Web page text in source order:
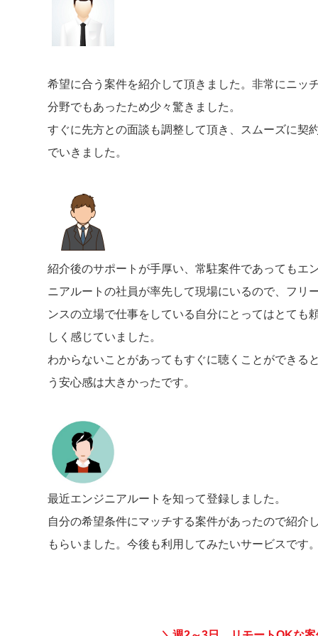
希望に合う案件を紹介して頂きました。非常にニッ
分野でもあったため少々驚きました。
すぐに先方との面談も調整して頂き、スムーズに契
でいきました。
紹介後のサポートが手厚い、常駐案件であってもエ
ニアルートの社員が率先して現場にいるので、フリ
ンスの立場で仕事をしている自分にとってはとても
しく感じていました。
わからないことがあってもすぐに聴くことができる
う安心感は大きかったです。
最近エンジニアルートを知って登録しました。
自分の希望条件にマッチする案件があったので紹介
もらいました。今後も利用してみたいサービスです。